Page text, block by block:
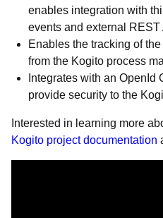
enables integration with
events and external REST
Enables the tracking of
from the Kogito process
Integrates with an OpenId
provide security to the
Interested in learning more
Kogito project documentation